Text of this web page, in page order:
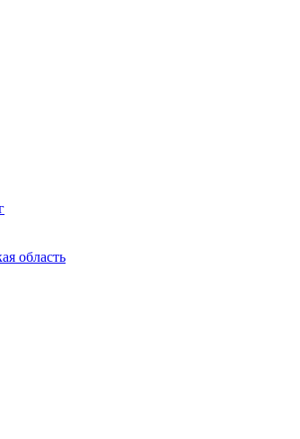
область